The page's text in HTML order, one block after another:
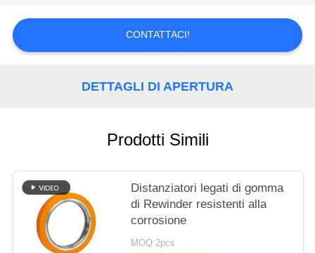
POLITICA
SULLA
CONTATTACI!
DETTAGLI DI APERTURA
Prodotti Simili
Distanziatori legati di gomma
di Rewinder resistenti alla
corrosione
MOQ:2pcs